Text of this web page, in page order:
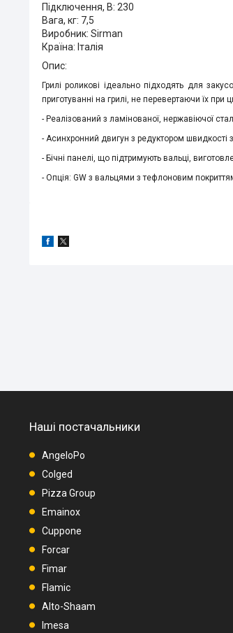
Підключення, В: 230
Вага, кг: 7,5
Виробник: Sirman
Країна: Італія
Опис:
Грилі роликові ідеально підходять для
приготуванні на грилі, не перевертаючи їх при
- Реалізований з ламінованої, нержавіючої
- Асинхронний двигун з редуктором швидкості
- Бічні панелі, що підтримують вальці,
- Опція: GW з вальцями з тефлоновим
Наші постачальники
AngeloPo
Colged
Pizza Group
Emainox
Cuppone
Forcar
Fimar
Flamic
Alto-Shaam
Imesa